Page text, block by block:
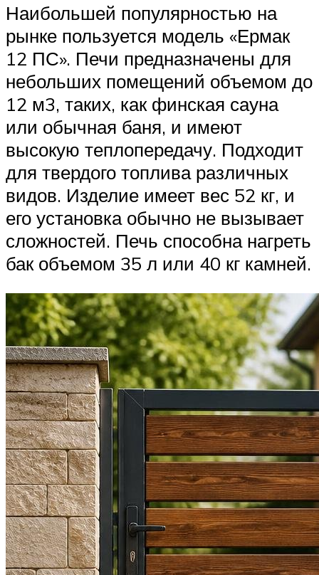
Наибольшей популярностью на
рынке пользуется модель «Ермак
12 ПС». Печи предназначены для
небольших помещений объемом до
12 м3, таких, как финская сауна
или обычная баня, и имеют
высокую теплопередачу. Подходит
для твердого топлива различных
видов. Изделие имеет вес 52 кг, и
его установка обычно не вызывает
сложностей. Печь способна нагреть
бак объемом 35 л или 40 кг камней.